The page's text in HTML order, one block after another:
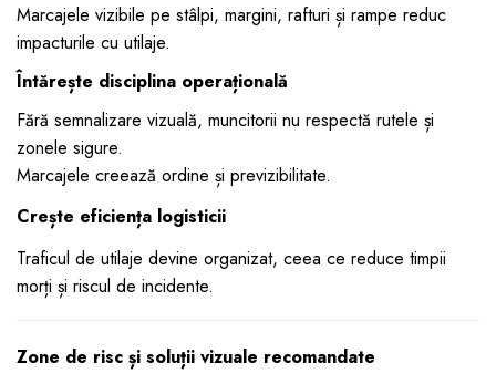
Marcajele vizibile pe stâlpi, margini, rafturi și rampe reduc
impacturile cu utilaje.
Întărește disciplina operațională
Fără semnalizare vizuală, muncitorii nu respectă rutele și
zonele sigure.
Marcajele creează ordine și previzibilitate.
Crește eficiența logisticii
Traficul de utilaje devine organizat, ceea ce reduce timpii
morți și riscul de incidente.
Zone de risc și soluții vizuale recomandate